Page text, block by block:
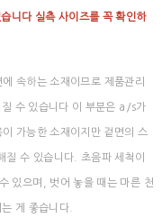
니다 실측 사이즈를 꼭 확인하
속하는 소재이므로 제품관리
수 있습니다 이 부분은 a/s가
가능한 소재이지만 겉면의 스
수 있습니다. 초음파 세척이
있으며, 벗어 놓을 때는 마른 천
게 좋습니다.